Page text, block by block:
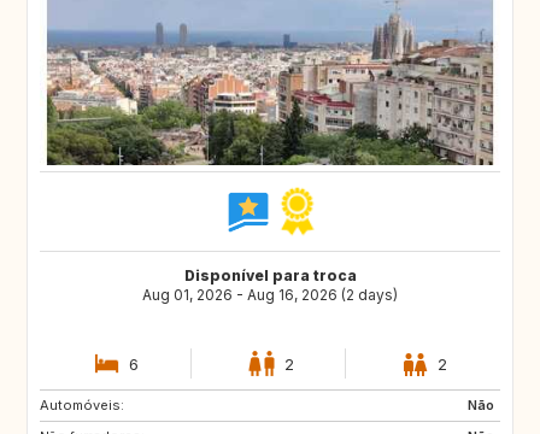
Disponível para troca
Aug 01, 2026 - Aug 16, 2026 (2 days)
6 2 2
Automóveis:
Não
ES